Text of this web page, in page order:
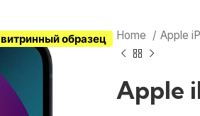
витринный образец Home Apple
Apple